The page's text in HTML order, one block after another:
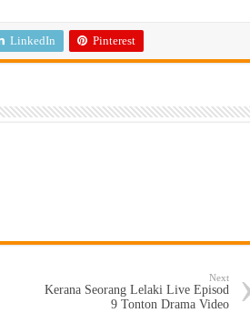
LinkedIn Pinterest
Next
Kerana Seorang Lelaki Live Episod
9 Tonton Drama Video